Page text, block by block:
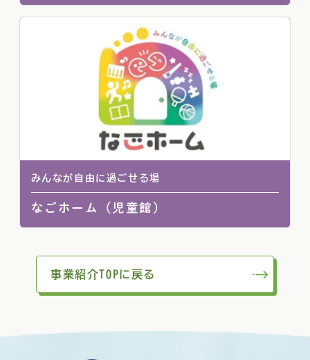
みんなが自由に過ごせる場
なごホーム（児童館）
事業紹介TOPに戻る